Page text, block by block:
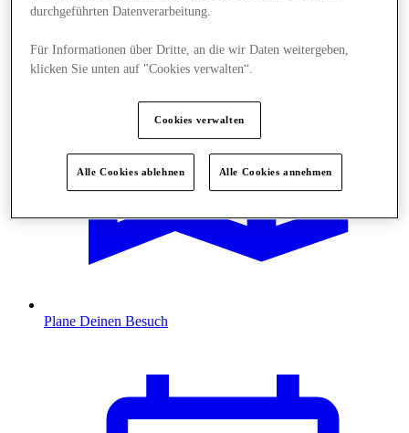
Plane Deinen Besuch
durchgeführten Datenverarbeitung.
Für Informationen über Dritte, an die wir Daten weitergeben,
klicken Sie unten auf "Cookies verwalten“.
Cookies verwalten
Alle Cookies ablehnen Alle Cookies annehmen